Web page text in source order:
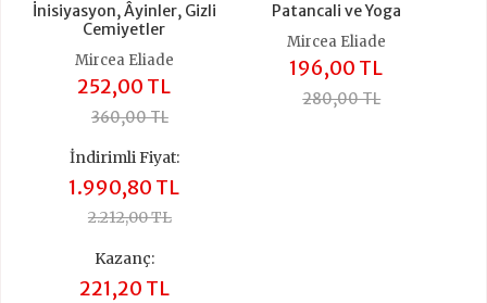
İnisiyasyon, Âyinler, Gizli
Cemiyetler
Mircea Eliade
252,00 TL
360,00 TL
Patancali ve Yoga
Mircea Eliade
196,00 TL
280,00 TL
İndirimli Fiyat:
1.990,80 TL
2.212,00 TL
Kazanç:
221,20 TL